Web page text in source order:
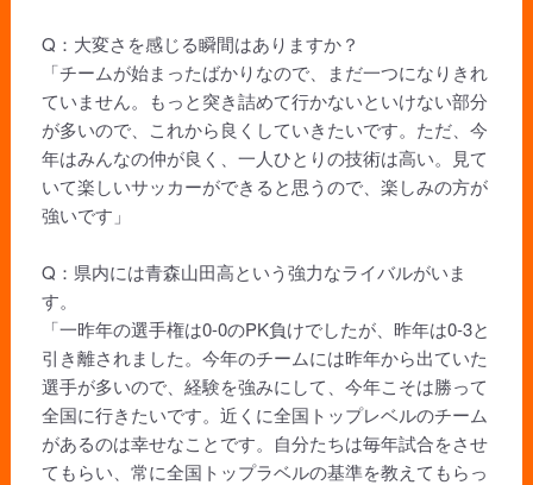
Q：大変さを感じる瞬間はありますか？
「チームが始まったばかりなので、まだ一つになりきれ
ていません。もっと突き詰めて行かないといけない部分
が多いので、これから良くしていきたいです。ただ、今
年はみんなの仲が良く、一人ひとりの技術は高い。見て
いて楽しいサッカーができると思うので、楽しみの方が
強いです」
Q：県内には青森山田高という強力なライバルがいま
す。
「一昨年の選手権は0-0のPK負けでしたが、昨年は0-3と
引き離されました。今年のチームには昨年から出ていた
選手が多いので、経験を強みにして、今年こそは勝って
全国に行きたいです。近くに全国トップレベルのチーム
があるのは幸せなことです。自分たちは毎年試合をさせ
てもらい、常に全国トップラベルの基準を教えてもらっ